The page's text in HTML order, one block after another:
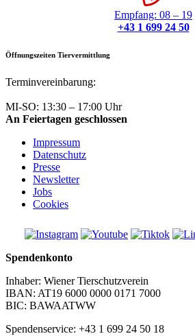
Empfang: 08 – 19
+43 1 699 24 50
Öffnungszeiten Tiervermittlung
Terminvereinbarung:
MI-SO: 13:30 – 17:00 Uhr
An Feiertagen geschlossen
Impressum
Datenschutz
Presse
Newsletter
Jobs
Cookies
Spendenkonto
Inhaber: Wiener Tierschutzverein
IBAN: AT19 6000 0000 0171 7000
BIC: BAWAATWW
Spendenservice: +43 1 699 24 50 18